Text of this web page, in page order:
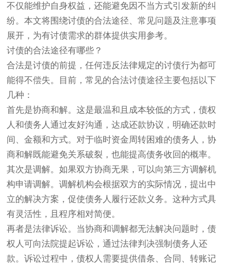
不仅能维护自身权益，还能避免因不当方式引发新的纠
纷。本文将围绕讨债的合法途径、常见问题及注意事项
展开，为有讨债需求的群体提供实用参考。
讨债的合法途径有哪些？
合法是讨债的前提，任何违反法律规定的讨债行为都可
能得不偿失。目前，常见的合法讨债途径主要包括以下
几种：
首先是协商和解。这是最温和且成本较低的方式，债权
人和债务人通过友好沟通，达成还款协议，明确还款时
间、金额和方式。对于临时资金周转困难的债务人，协
商和解既能避免关系破裂，也能提高债务收回的概率。
其次是调解。如果双方协商无果，可以向第三方调解机
构申请调解。调解机构会根据双方的实际情况，提出中
立的解决方案，促使债务人履行还款义务。这种方式具
有灵活性，且程序相对简便。
再者是法律诉讼。当协商和调解都无法解决问题时，债
权人可向法院提起诉讼，通过法律判决强制债务人还
款。诉讼过程中，债权人需要提供借条、合同、转账记